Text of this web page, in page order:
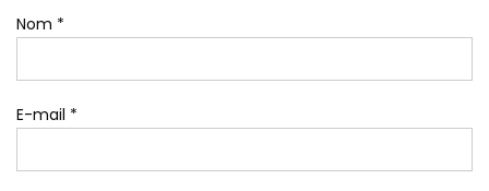
Nom *
E-mail *